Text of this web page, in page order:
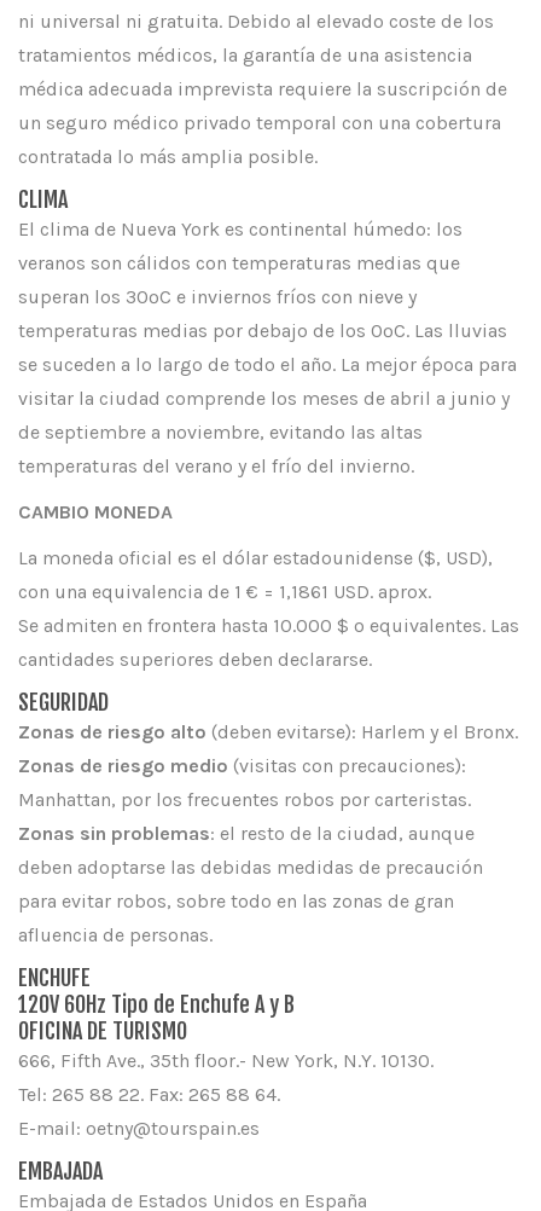
ni universal ni gratuita. Debido al elevado coste de los
tratamientos médicos, la garantía de una asistencia
médica adecuada imprevista requiere la suscripción de
un seguro médico privado temporal con una cobertura
contratada lo más amplia posible.
CLIMA
El clima de Nueva York es continental húmedo: los
veranos son cálidos con temperaturas medias que
superan los 30ºC e inviernos fríos con nieve y
temperaturas medias por debajo de los 0ºC. Las lluvias
se suceden a lo largo de todo el año. La mejor época para
visitar la ciudad comprende los meses de abril a junio y
de septiembre a noviembre, evitando las altas
temperaturas del verano y el frío del invierno.
CAMBIO MONEDA
La moneda oficial es el dólar estadounidense ($, USD),
con una equivalencia de 1 € = 1,1861 USD. aprox.
Se admiten en frontera hasta 10.000 $ o equivalentes. Las
cantidades superiores deben declararse.
SEGURIDAD
Zonas de riesgo alto (deben evitarse): Harlem y el Bronx.
Zonas de riesgo medio (visitas con precauciones):
Manhattan, por los frecuentes robos por carteristas.
Zonas sin problemas: el resto de la ciudad, aunque
deben adoptarse las debidas medidas de precaución
para evitar robos, sobre todo en las zonas de gran
afluencia de personas.
ENCHUFE
120V 60Hz Tipo de Enchufe A y B
OFICINA DE TURISMO
666, Fifth Ave., 35th floor.- New York, N.Y. 10130.
Tel: 265 88 22. Fax: 265 88 64.
E-mail: oetny@tourspain.es
EMBAJADA
Embajada de Estados Unidos en España